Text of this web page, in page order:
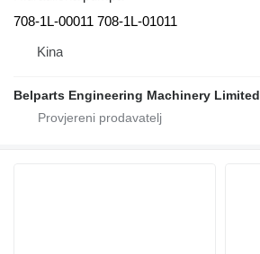
708-1L-00011 708-1L-01011
Kina
Belparts Engineering Machinery Limited